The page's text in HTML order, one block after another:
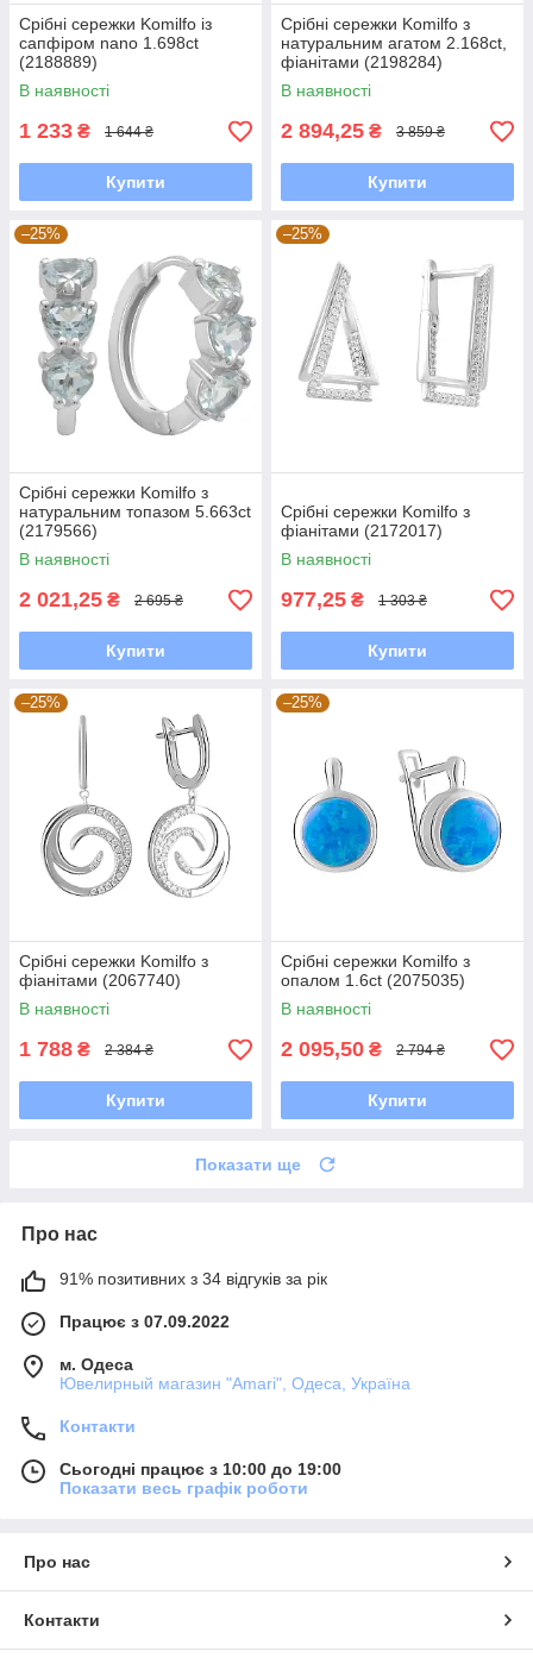
Срібні сережки Komilfo із
сапфіром nano 1.698ct
(2188889)
В наявності
1 233 ₴ 1 644 ₴
Купити
Срібні сережки Komilfo з
натуральним агатом 2.168ct,
фіанітами (2198284)
В наявності
2 894,25 ₴ 3 859 ₴
Купити
–25%
Срібні сережки Komilfo з
натуральним топазом 5.663ct
(2179566)
В наявності
2 021,25 ₴ 2 695 ₴
Купити
–25%
Срібні сережки Komilfo з
фіанітами (2172017)
В наявності
977,25 ₴ 1 303 ₴
Купити
–25%
Срібні сережки Komilfo з
фіанітами (2067740)
В наявності
1 788 ₴ 2 384 ₴
Купити
–25%
Срібні сережки Komilfo з
опалом 1.6ct (2075035)
В наявності
2 095,50 ₴ 2 794 ₴
Купити
Показати ще
Про нас
91% позитивних з 34 відгуків за рік
Працює з 07.09.2022
м. Одеса
Ювелирный магазин "Amari", Одеса, Україна
Контакти
Сьогодні працює з 10:00 до 19:00
Показати весь графік роботи
Про нас
Контакти